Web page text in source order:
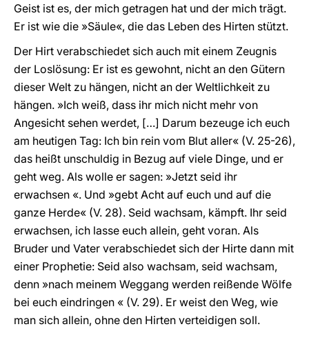
Geist ist es, der mich getragen hat und der mich trägt.
Er ist wie die »Säule«, die das Leben des Hirten stützt.
Der Hirt verabschiedet sich auch mit einem Zeugnis
der Loslösung: Er ist es gewohnt, nicht an den Gütern
dieser Welt zu hängen, nicht an der Weltlichkeit zu
hängen. »Ich weiß, dass ihr mich nicht mehr von
Angesicht sehen werdet, […] Darum bezeuge ich euch
am heutigen Tag: Ich bin rein vom Blut aller« (V. 25-26),
das heißt unschuldig in Bezug auf viele Dinge, und er
geht weg. Als wolle er sagen: »Jetzt seid ihr
erwachsen «. Und »gebt Acht auf euch und auf die
ganze Herde« (V. 28). Seid wachsam, kämpft. Ihr seid
erwachsen, ich lasse euch allein, geht voran. Als
Bruder und Vater verabschiedet sich der Hirte dann mit
einer Prophetie: Seid also wachsam, seid wachsam,
denn »nach meinem Weggang werden reißende Wölfe
bei euch eindringen « (V. 29). Er weist den Weg, wie
man sich allein, ohne den Hirten verteidigen soll.